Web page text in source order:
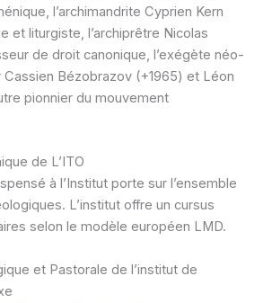
l’archimandrite Cyprien Kern
et liturgiste, l’archiprêtre Nicolas
de droit canonique, l’exégète néo-
Bézobrazov (+1965) et Léon
pionnier du mouvement
de L’ITO
à l’Institut porte sur l’ensemble
L’institut offre un cursus
selon le modèle européen LMD.
et Pastorale de l’institut de